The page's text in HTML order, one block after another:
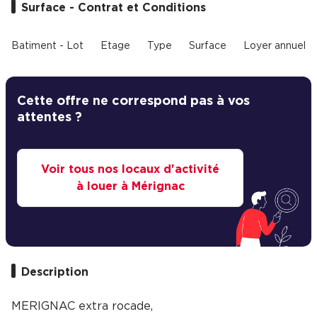
Surface - Contrat et Conditions
Batiment - Lot Etage Type Surface Loyer annuel
Cette offre ne correspond pas à vos
attentes ?
Voir tous nos locaux d'activité
à louer à Mérignac
Description
MERIGNAC extra rocade,